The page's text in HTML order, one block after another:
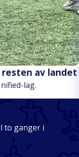
av landet
lag.
to ganger i